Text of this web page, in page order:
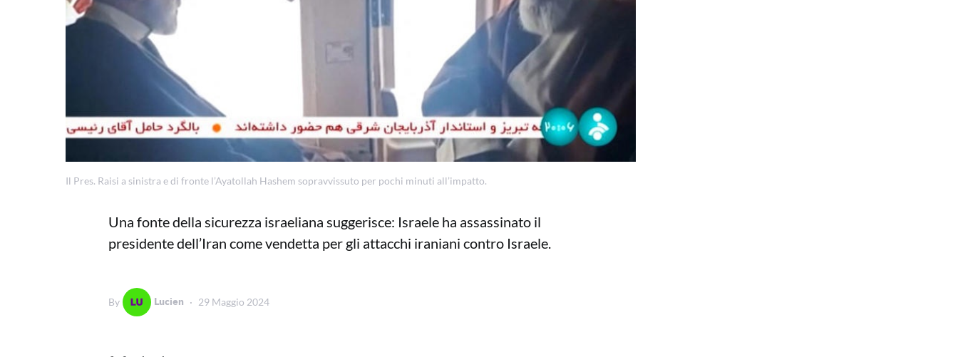
Il Pres. Raisi a sinistra e di fronte l’Ayatollah Hashem sopravvissuto per pochi minuti all’impatto.
Una fonte della sicurezza israeliana suggerisce: Israele ha assassinato il
presidente dell’Iran come vendetta per gli attacchi iraniani contro Israele.
By Lucien 29 Maggio 2024